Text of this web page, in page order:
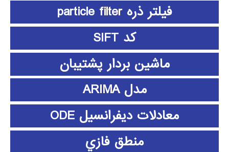
فیلتر ذره particle filter
کد SIFT
ماشین بردار پشتیبان
مدل ARIMA
معادلات دیفرانسیل ODE
منطق فازي